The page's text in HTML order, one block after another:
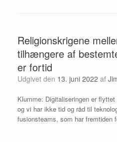
Religionskrigene
tilhængere af
er fortid
Udgivet den 13. juni 2022 af
Klumme: Digitaliseringen er
og vi har ikke tid og råd til
fusionsteams, som har fremtiden